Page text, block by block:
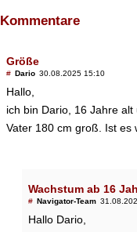
Kommentare
Größe
# Dario 30.08.2025 15:10
Hallo,
ich bin Dario, 16 Jahre
Vater 180 cm groß. Ist es
Wachstum ab 16
# Navigator-Team
Hallo Dario,